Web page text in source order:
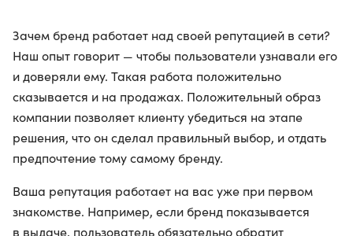
Зачем бренд работает над своей репутацией в сети?
Наш опыт говорит — чтобы пользователи узнавали его
и доверяли ему. Такая работа положительно
сказывается и на продажах. Положительный образ
компании позволяет клиенту убедиться на этапе
решения, что он сделал правильный выбор, и отдать
предпочтение тому самому бренду.
Ваша репутация работает на вас уже при первом
знакомстве. Например, если бренд показывается
в выдаче, пользователь обязательно обратит